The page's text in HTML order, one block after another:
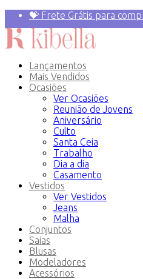
💝 Frete Grátis para
Primeira compra? 10%
PRIMEIRAVEZ
Lançamentos
Mais Vendidos
Ocasiões
Ver Ocasiões
Reunião de Jovens
Aniversário
Culto
Santa Ceia
Trabalho
Dia a dia
Casamento
Vestidos
Ver Vestidos
Jeans
Malha
Conjuntos
Saias
Blusas
Modeladores
Acessórios